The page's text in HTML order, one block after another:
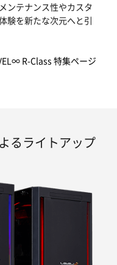
ンテナンス性やカスタ
験を新たな次元へと引
R-Class 特集ページ
るライトアップ